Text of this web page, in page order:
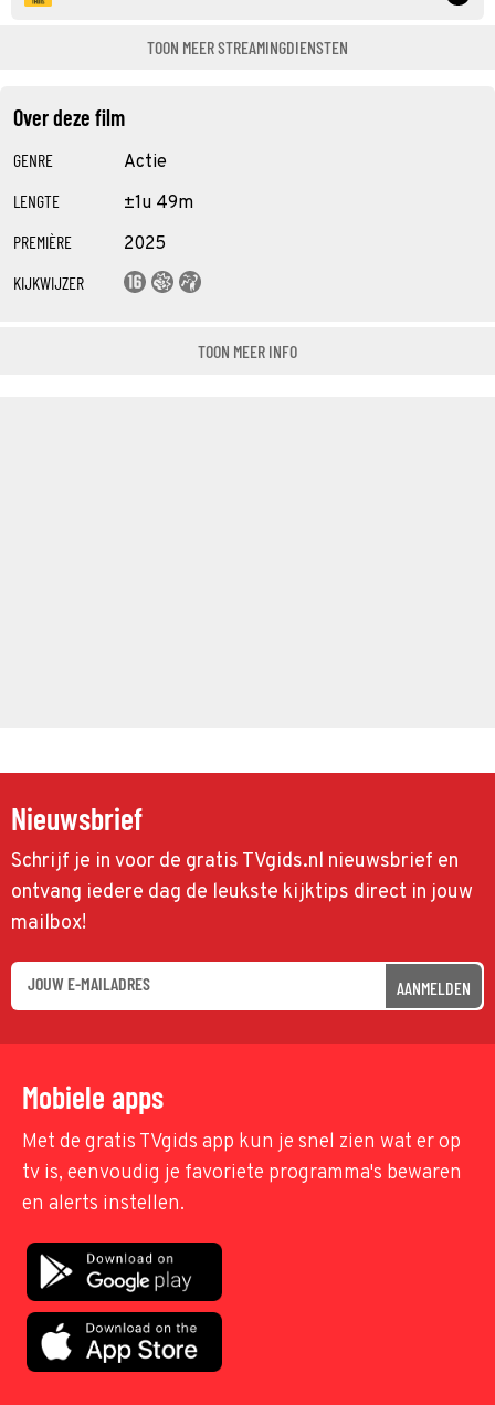
Over deze film
GENRE Actie
LENGTE ±1u 49m
PREMIÈRE 2025
KIJKWIJZER
TOON MEER INFO
TOON MEER STREAMINGDIENSTEN
Nieuwsbrief
Schrijf je in voor de gratis TVgids.nl nieuwsbrief en
ontvang iedere dag de leukste kijktips direct in jouw
mailbox!
AANMELDEN
Mobiele apps
Met de gratis TVgids app kun je snel zien wat er op
tv is, eenvoudig je favoriete programma's bewaren
en alerts instellen.